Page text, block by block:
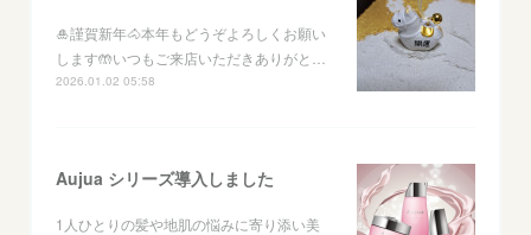
🎍謹賀新年🐴本年もどうぞよろしくお願い
します🤲いつもご来店いただきありがと…
2026.01.02 05:58
Aujua シリーズ導入しました
1人ひとりの髪や地肌の悩みに寄り添い美